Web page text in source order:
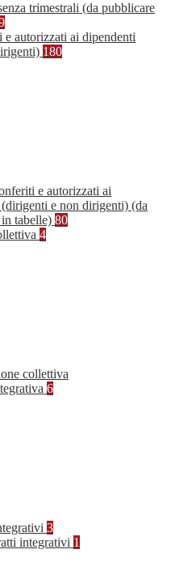
trimestrali (da pubblicare
autorizzati ai dipendenti
180
e autorizzati ai
e non dirigenti) (da
tabelle) 80
4
collettiva
6
3
integrativi 1